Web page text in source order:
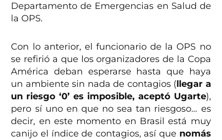
Departamento de Emergencias en Salud de
la OPS.
Con lo anterior, el funcionario de la OPS no
se refirió a que los organizadores de la Copa
América deban esperarse hasta que haya
un ambiente sin nada de contagios (llegar a
un riesgo ‘0’ es imposible, aceptó Ugarte),
pero sí uno en que no sea tan riesgoso… es
decir, en este momento en Brasil está muy
canijo el índice de contagios, así que nomás